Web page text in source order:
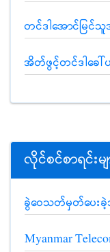
တင်ဒါအောင်မြင်သူ
အိတ်ဖွင့်တင်ဒါခေါ်
လိုင်စင်စာရင်းမျ
ခွဲဝေသတ်မှတ်ပေးခဲ့သ
Myanmar